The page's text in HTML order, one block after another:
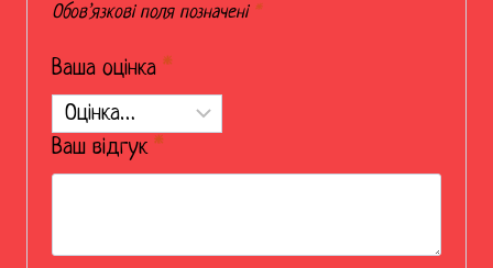
Обов’язкові поля позначені *
Ваша оцінка *
Ваш відгук *